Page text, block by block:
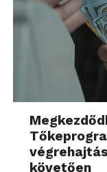
követően